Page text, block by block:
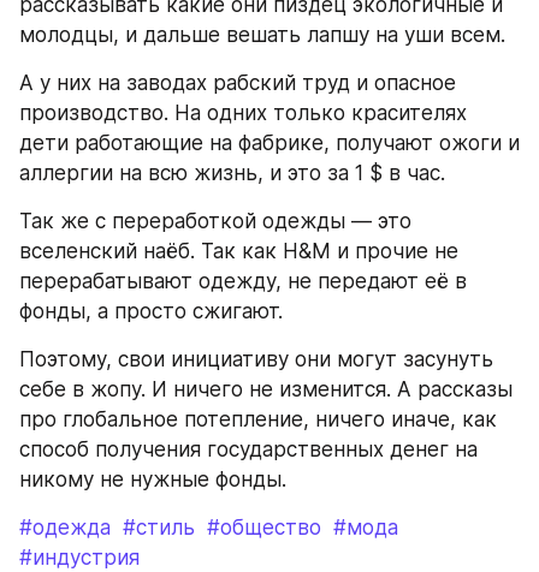
рассказывать какие они пиздец экологичные и
молодцы, и дальше вешать лапшу на уши всем.
А у них на заводах рабский труд и опасное
производство. На одних только красителях
дети работающие на фабрике, получают ожоги и
аллергии на всю жизнь, и это за 1 $ в час.
Так же с переработкой одежды — это
вселенский наёб. Так как H&M и прочие не
перерабатывают одежду, не передают её в
фонды, а просто сжигают.
Поэтому, свои инициативу они могут засунуть
себе в жопу. И ничего не изменится. А рассказы
про глобальное потепление, ничего иначе, как
способ получения государственных денег на
никому не нужные фонды.
#одежда #стиль #общество #мода
#индустрия